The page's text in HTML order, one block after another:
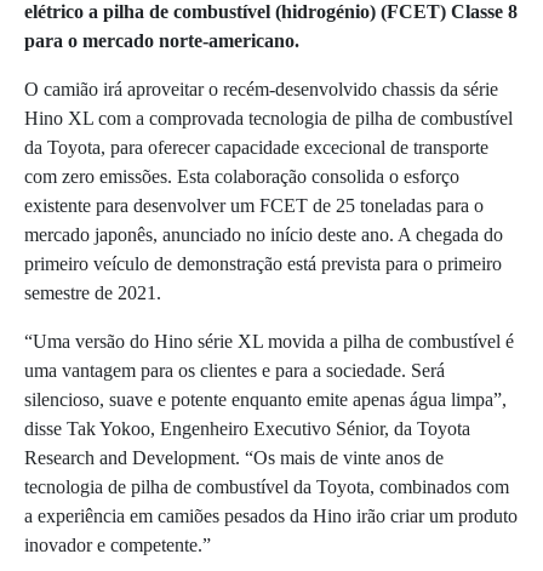
elétrico a pilha de combustível (hidrogénio) (FCET) Classe 8
para o mercado norte-americano.
O camião irá aproveitar o recém-desenvolvido chassis da série
Hino XL com a comprovada tecnologia de pilha de combustível
da Toyota, para oferecer capacidade excecional de transporte
com zero emissões. Esta colaboração consolida o esforço
existente para desenvolver um FCET de 25 toneladas para o
mercado japonês, anunciado no início deste ano. A chegada do
primeiro veículo de demonstração está prevista para o primeiro
semestre de 2021.
“Uma versão do Hino série XL movida a pilha de combustível é
uma vantagem para os clientes e para a sociedade. Será
silencioso, suave e potente enquanto emite apenas água limpa”,
disse Tak Yokoo, Engenheiro Executivo Sénior, da Toyota
Research and Development. “Os mais de vinte anos de
tecnologia de pilha de combustível da Toyota, combinados com
a experiência em camiões pesados da Hino irão criar um produto
inovador e competente.”